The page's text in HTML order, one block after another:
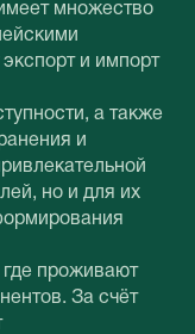
множество
и импорт
а также
и
но и для их
где проживают
За счёт